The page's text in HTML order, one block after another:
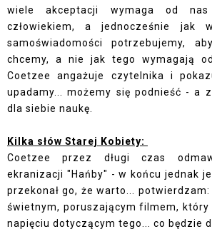
wiele akceptacji wymaga od
człowiekiem, a jednocześnie jak
samoświadomości potrzebujemy,
chcemy, a nie jak tego wymagają
Coetzee angażuje czytelnika i
upadamy... możemy się podnieść - a
dla siebie naukę.
Kilka słów Starej Kobiety:
Coetzee przez długi czas
ekranizacji "Hańby" - w końcu jednak
przekonał go, że warto...
świetnym, poruszającym filmem, który
napięciu dotyczącym tego... co będzie